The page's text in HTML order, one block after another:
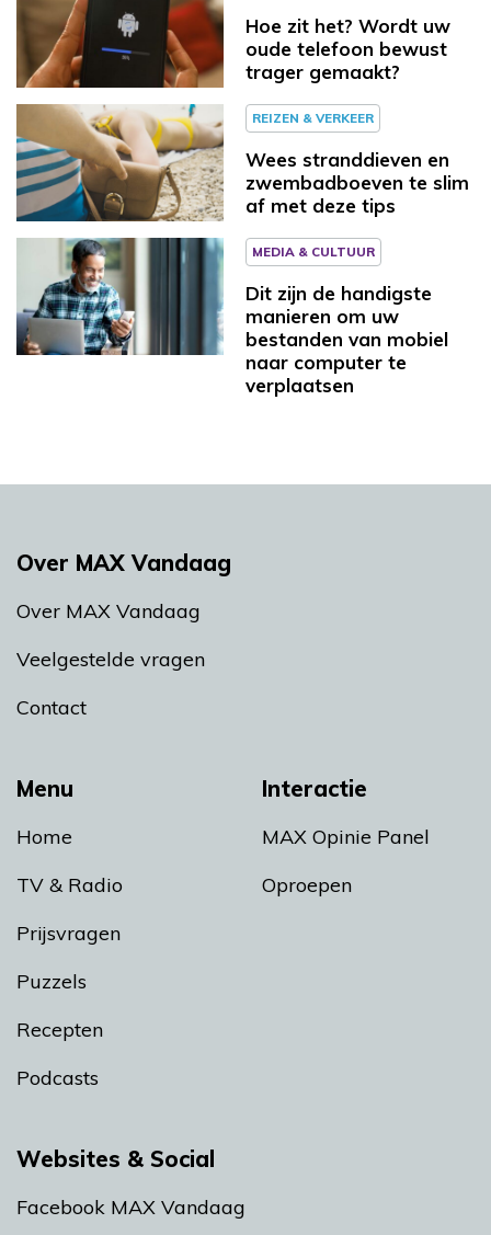
Hoe zit het? Wordt uw
oude telefoon bewust
trager gemaakt?
REIZEN & VERKEER
Wees stranddieven en
zwembadboeven te slim
af met deze tips
MEDIA & CULTUUR
Dit zijn de handigste
manieren om uw
bestanden van mobiel
naar computer te
verplaatsen
Menu
Home
TV & Radio
Prijsvragen
Puzzels
Recepten
Podcasts
Interactie
MAX Opinie Panel
Oproepen
Over MAX Vandaag
Over MAX Vandaag
Veelgestelde vragen
Contact
Websites & Social
Facebook MAX Vandaag